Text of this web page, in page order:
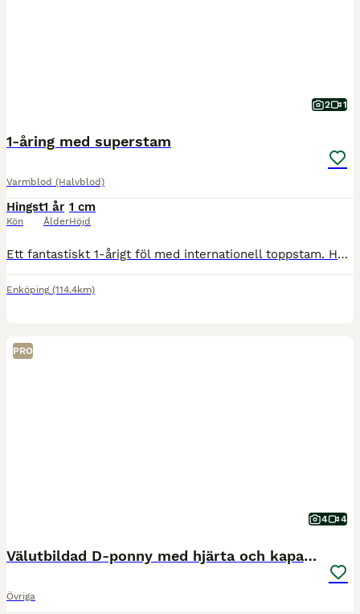
2 1
1-åring med superstam
Varmblod (Halvblod)
Hingst
Kön
1 år
Ålder
1 cm
Höjd
Ett fantastiskt 1-årigt föl med internationell toppstam. Här kombineras det absolut bästa av modern belgisk och tysk hoppavel! Stamtavla & Härstamning Fader: Pegase van 't Ruytershof Farfar: Comme I
Enköping (114.4km)
PRO
4 4
Välutbildad D-ponny med hjärta och kapacitet
Övriga